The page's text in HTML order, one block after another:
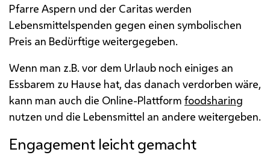
Pfarre Aspern und der Caritas werden
Lebensmittelspenden gegen einen symbolischen
Preis an Bedürftige weitergegeben.
Wenn man z.B. vor dem Urlaub noch einiges an
Essbarem zu Hause hat, das danach verdorben wäre,
kann man auch die Online-Plattform foodsharing
nutzen und die Lebensmittel an andere weitergeben.
Engagement leicht gemacht